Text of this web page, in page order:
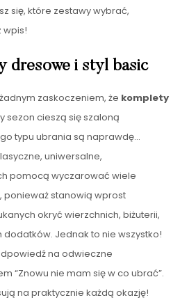
się, które zestawy wybrać,
wpis!
dresowe i styl basic
zaskoczeniem, że komplety
sezon cieszą się szaloną
typu ubrania są naprawdę…
uniwersalne,
pomocą wyczarować wiele
ponieważ stanowią wprost
okryć wierzchnich, biżuterii,
Jednak to nie wszystko!
na odwieczne
“Znowu nie mam się w co ubrać”.
na praktycznie każdą okazję!